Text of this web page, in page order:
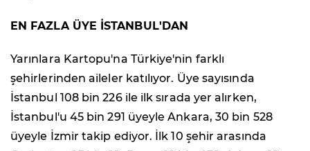
EN FAZLA ÜYE İSTANBUL'DAN
Yarınlara Kartopu'na Türkiye'nin farklı
şehirlerinden aileler katılıyor. Üye sayısında
İstanbul 108 bin 226 ile ilk sırada yer alırken,
İstanbul'u 45 bin 291 üyeyle Ankara, 30 bin 528
üyeyle İzmir takip ediyor. İlk 10 şehir arasında